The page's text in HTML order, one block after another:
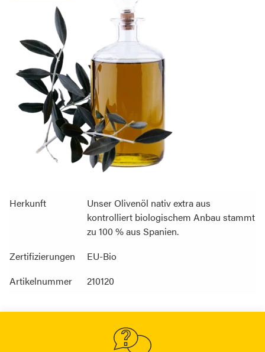
Herkunft
Unser Olivenöl nativ extra aus
kontrolliert biologischem Anbau stammt
zu 100 % aus Spanien.
Zertifizierungen
EU-Bio
Artikelnummer
210120